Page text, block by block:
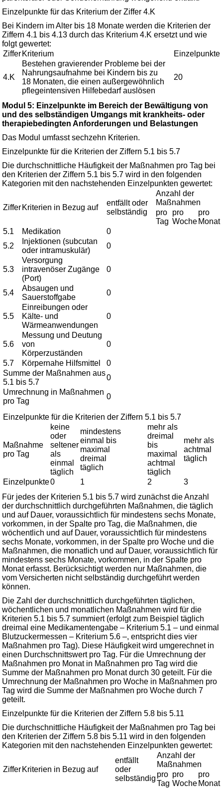
Einzelpunkte für das Kriterium der Ziffer 4.K
Bei Kindern im Alter bis 18 Monate werden die Kriterien der
Ziffern 4.1 bis 4.13 durch das Kriterium 4.K ersetzt und wie
folgt gewertet:
Ziffer Kriterium Einzelpunkte
4.K
Bestehen gravierender Probleme bei der
Nahrungsaufnahme bei Kindern bis zu
18 Monaten, die einen außergewöhnlich
pflegeintensiven Hilfebedarf auslösen
20
Modul 5: Einzelpunkte im Bereich der Bewältigung von
und des selbständigen Umgangs mit krankheits- oder
therapiebedingten Anforderungen und Belastungen
Das Modul umfasst sechzehn Kriterien.
Einzelpunkte für die Kriterien der Ziffern 5.1 bis 5.7
Die durchschnittliche Häufigkeit der Maßnahmen pro Tag bei
den Kriterien der Ziffern 5.1 bis 5.7 wird in den folgenden
Kategorien mit den nachstehenden Einzelpunkten gewertet:
Ziffer Kriterien in Bezug auf
entfällt oder
selbständig
Anzahl der
Maßnahmen
pro
Tag
pro
Woche
pro
Monat
5.1
Medikation
0
5.2
Injektionen (subcutan
oder intramuskulär)
0
5.3
Versorgung
intravenöser Zugänge
(Port)
0
5.4
Absaugen und
Sauerstoffgabe
0
5.5
Einreibungen oder
Kälte- und
Wärmeanwendungen
0
5.6
Messung und Deutung
von
Körperzuständen
0
5.7 Körpernahe Hilfsmittel
0
Summe der Maßnahmen aus
5.1 bis 5.7
0
Umrechnung in Maßnahmen
pro Tag
0
Einzelpunkte für die Kriterien der Ziffern 5.1 bis 5.7
Maßnahme
pro Tag
keine
oder
seltener
als
einmal
täglich
mindestens
einmal bis
maximal
dreimal
täglich
mehr als
dreimal
bis
maximal
achtmal
täglich
mehr als
achtmal
täglich
Einzelpunkte0 1 2
3
Für jedes der Kriterien 5.1 bis 5.7 wird zunächst die Anzahl
der durchschnittlich durchgeführten Maßnahmen, die täglich
und auf Dauer, voraussichtlich für mindestens sechs Monate,
vorkommen, in der Spalte pro Tag, die Maßnahmen, die
wöchentlich und auf Dauer, voraussichtlich für mindestens
sechs Monate, vorkommen, in der Spalte pro Woche und die
Maßnahmen, die monatlich und auf Dauer, voraussichtlich für
mindestens sechs Monate, vorkommen, in der Spalte pro
Monat erfasst. Berücksichtigt werden nur Maßnahmen, die
vom Versicherten nicht selbständig durchgeführt werden
können.
Die Zahl der durchschnittlich durchgeführten täglichen,
wöchentlichen und monatlichen Maßnahmen wird für die
Kriterien 5.1 bis 5.7 summiert (erfolgt zum Beispiel täglich
dreimal eine Medikamentengabe – Kriterium 5.1 – und einmal
Blutzuckermessen – Kriterium 5.6 –, entspricht dies vier
Maßnahmen pro Tag). Diese Häufigkeit wird umgerechnet in
einen Durchschnittswert pro Tag. Für die Umrechnung der
Maßnahmen pro Monat in Maßnahmen pro Tag wird die
Summe der Maßnahmen pro Monat durch 30 geteilt. Für die
Umrechnung der Maßnahmen pro Woche in Maßnahmen pro
Tag wird die Summe der Maßnahmen pro Woche durch 7
geteilt.
Einzelpunkte für die Kriterien der Ziffern 5.8 bis 5.11
Die durchschnittliche Häufigkeit der Maßnahmen pro Tag bei
den Kriterien der Ziffern 5.8 bis 5.11 wird in den folgenden
Kategorien mit den nachstehenden Einzelpunkten gewertet:
Ziffer Kriterien in Bezug auf
entfällt
oder
selbständig
Anzahl der
Maßnahmen
pro
Tag
pro
Woche
pro
Monat